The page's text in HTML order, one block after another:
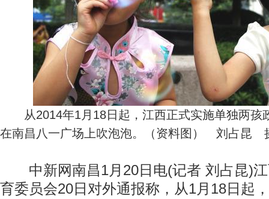
从2014年1月18日起，江西正式实施单独两孩
在南昌八一广场上吹泡泡。（资料图） 刘占昆
中新网南昌1月20日电(记者 刘占昆)江
育委员会20日对外通报称，从1月18日起